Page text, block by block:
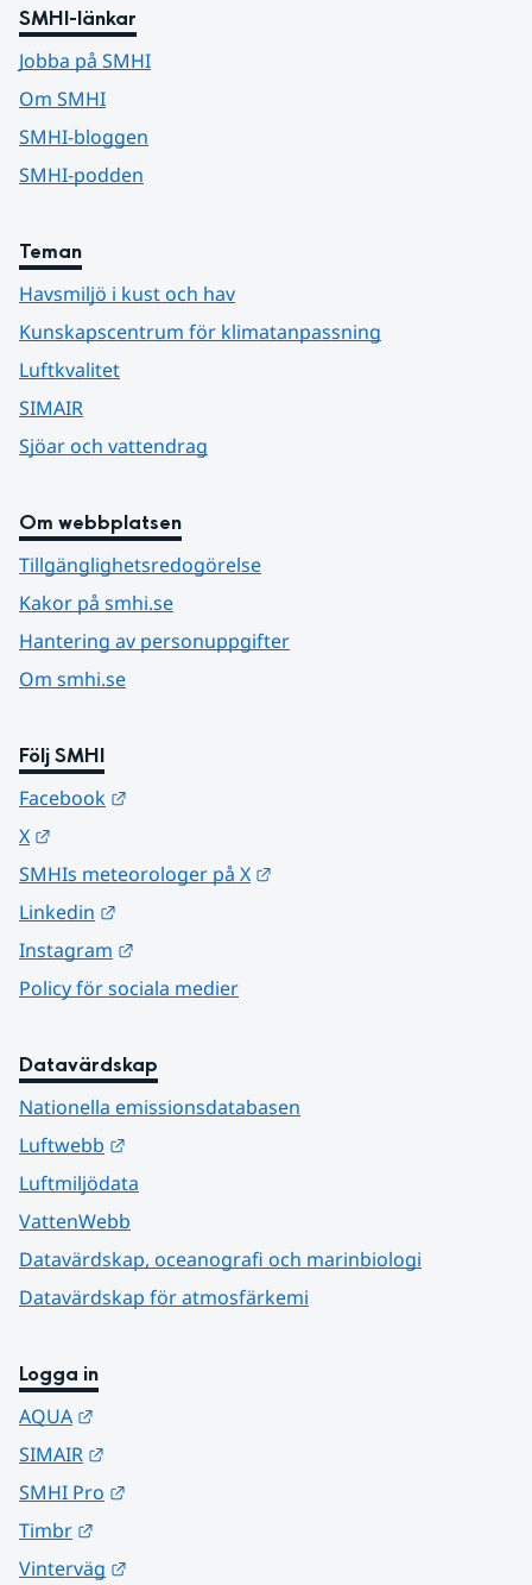
SMHI-länkar
Jobba på SMHI
Om SMHI
SMHI-bloggen
SMHI-podden
Teman
Havsmiljö i kust och hav
Kunskapscentrum för klimatanpassning
Luftkvalitet
SIMAIR
Sjöar och vattendrag
Om webbplatsen
Tillgänglighetsredogörelse
Kakor på smhi.se
Hantering av personuppgifter
Om smhi.se
Följ SMHI
Facebook
X
SMHIs meteorologer på X
Linkedin
Instagram
Policy för sociala medier
Datavärdskap
Nationella emissionsdatabasen
Luftwebb
Luftmiljödata
VattenWebb
Datavärdskap, oceanografi och marinbiologi
Datavärdskap för atmosfärkemi
Logga in
AQUA
SIMAIR
SMHI Pro
Timbr
Vinterväg